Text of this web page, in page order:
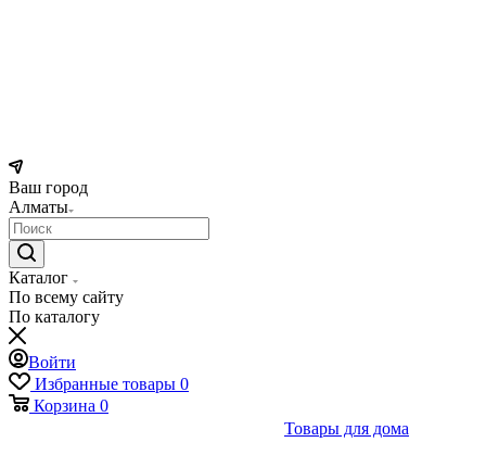
Ваш город
Алматы
Каталог
По всему сайту
По каталогу
Войти
Избранные товары 0
Корзина 0
Товары для дома